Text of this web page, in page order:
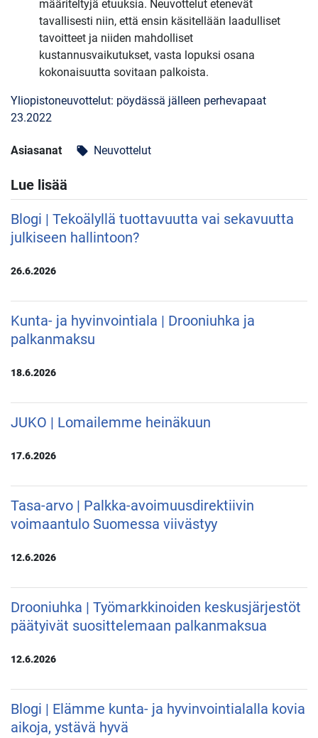
määriteltyjä etuuksia. Neuvottelut etenevät
tavallisesti niin, että ensin käsitellään laadulliset
tavoitteet ja niiden mahdolliset
kustannusvaikutukset, vasta lopuksi osana
kokonaisuutta sovitaan palkoista.
Yliopistoneuvottelut: pöydässä jälleen perhevapaat
23.2022
Asiasanat local_offer Neuvottelut
Lue lisää
Blogi | Tekoälyllä tuottavuutta vai sekavuutta
julkiseen hallintoon?
26.6.2026
Kunta- ja hyvinvointiala | Drooniuhka ja
palkanmaksu
18.6.2026
JUKO | Lomailemme heinäkuun
17.6.2026
Tasa-arvo | Palkka-avoimuusdirektiivin
voimaantulo Suomessa viivästyy
12.6.2026
Drooniuhka | Työmarkkinoiden keskusjärjestöt
päätyivät suosittelemaan palkanmaksua
12.6.2026
Blogi | Elämme kunta- ja hyvinvointialalla kovia
aikoja, ystävä hyvä